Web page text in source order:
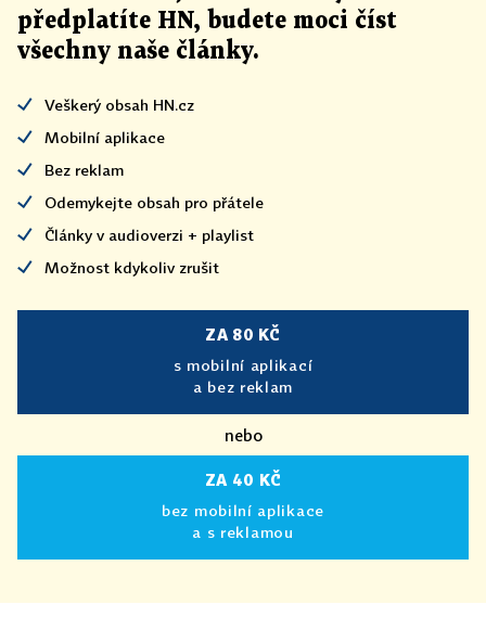
předplatíte HN, budete moci číst
všechny naše články.
Veškerý obsah HN.cz
Mobilní aplikace
Bez reklam
Odemykejte obsah pro přátele
Články v audioverzi + playlist
Možnost kdykoliv zrušit
ZA 80 KČ
s mobilní aplikací
a bez reklam
nebo
ZA 40 KČ
bez mobilní aplikace
a s reklamou